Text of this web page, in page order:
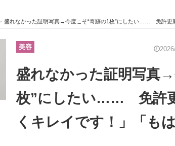
き方のヒント
け専門サイト
盛れなかった証明写真→今度こそ“奇跡の1枚”にしたい…… 免許更
美容
盛れなかった証明写真
枚”にしたい…… 免許
くキレイです！」「もは